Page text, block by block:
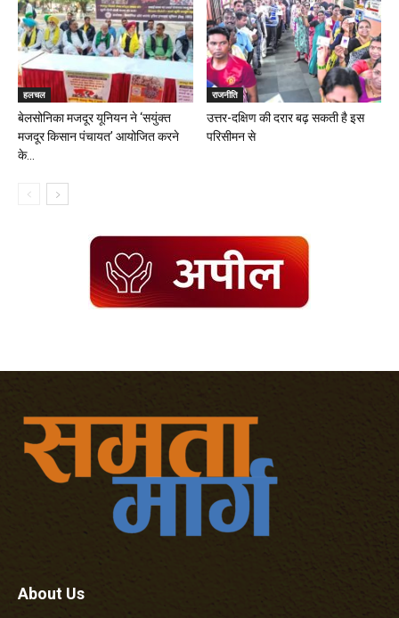
हलचल
बेलसोनिका मजदूर यूनियन ने ‘सयुंक्त
मजदूर किसान पंचायत’ आयोजित करने
के...
राजनीति
उत्तर-दक्षिण की दरार बढ़ सकती है इस
परिसीमन से
About Us